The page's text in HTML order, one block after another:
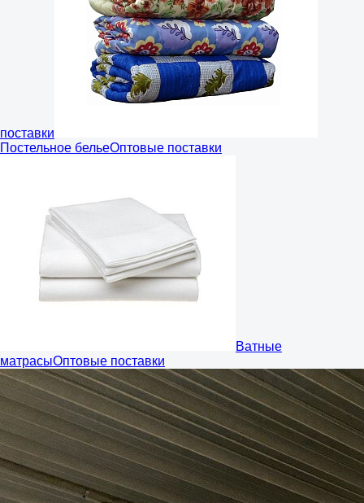
поставки
Постельное бельеОптовые поставки
Ватные
матрасыОптовые поставки